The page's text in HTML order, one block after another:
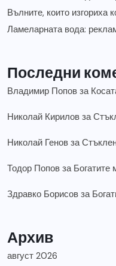
Вълните, които изгориха
Ламеларната вода:
Последни
Владимир Попов за
Николай Кирилов за
Николай Генов за
Тодор Попов за Богатите
Здравко Борисов за
Архив
август 2026